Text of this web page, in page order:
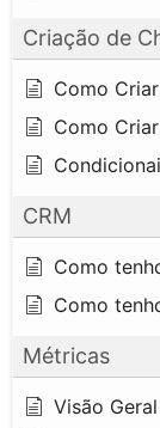
Criação de
Como
Como
CRM
Como
Como
Métricas
Visão